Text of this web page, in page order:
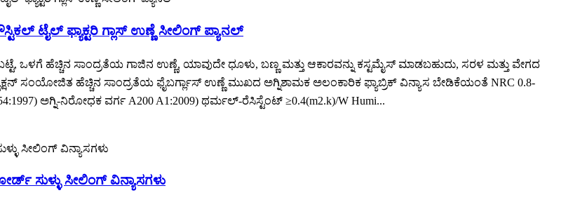
ಟೈಲ್ ಫ್ಯಾಕ್ಟರಿ ಗ್ಲಾಸ್ ಉಣ್ಣೆ ಸೀಲಿಂಗ್ ಪ್ಯಾನಲ್
ಒಳಗೆ ಹೆಚ್ಚಿನ ಸಾಂದ್ರತೆಯ ಗಾಜಿನ ಉಣ್ಣೆ, ಯಾವುದೇ ಧೂಳು, ಬಣ್ಣ ಮತ್ತು ಆಕಾರವನ್ನು ಕಸ್ಟಮೈಸ್ ಮಾಡಬಹುದು, ಸರಳ ಮತ್ತು ವೇಗದ
ಸಂಯೋಜಿತ ಹೆಚ್ಚಿನ ಸಾಂದ್ರತೆಯ ಫೈಬರ್ಗ್ಲಾಸ್ ಉಣ್ಣೆ ಮುಖದ ಅಗ್ನಿಶಾಮಕ ಅಲಂಕಾರಿಕ ಫ್ಯಾಬ್ರಿಕ್ ವಿನ್ಯಾಸ ಬೇಡಿಕೆಯಂತೆ NRC 0.8-
ಅಗ್ನಿ-ನಿರೋಧಕ ವರ್ಗ A200 A1:2009) ಥರ್ಮಲ್-ರೆಸಿಸ್ಟೆಂಟ್ ≥0.4(m2.k)/W Humi...
ಸುಳ್ಳು ಸೀಲಿಂಗ್ ವಿನ್ಯಾಸಗಳು